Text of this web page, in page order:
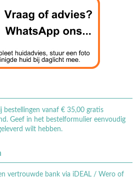
vanaf € 35,00 gratis
Geef in het bestelformulier eenvoudig
wilt hebben.
vertrouwde bank via iDEAL / Wero of